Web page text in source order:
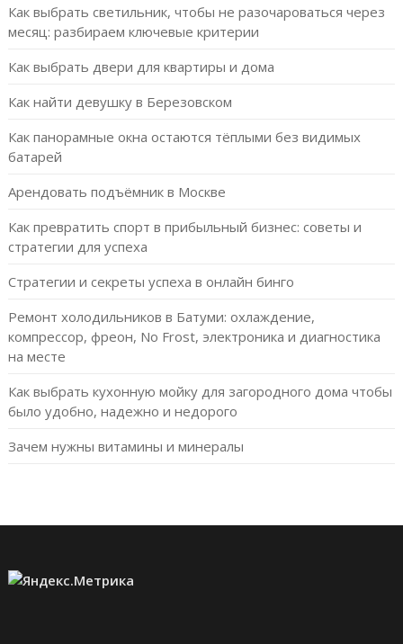
Как выбрать светильник, чтобы не разочароваться через
месяц: разбираем ключевые критерии
Как выбрать двери для квартиры и дома
Как найти девушку в Березовском
Как панорамные окна остаются тёплыми без видимых
батарей
Арендовать подъёмник в Москве
Как превратить спорт в прибыльный бизнес: советы и
стратегии для успеха
Стратегии и секреты успеха в онлайн бинго
Ремонт холодильников в Батуми: охлаждение,
компрессор, фреон, No Frost, электроника и диагностика
на месте
Как выбрать кухонную мойку для загородного дома чтобы
было удобно, надежно и недорого
Зачем нужны витамины и минералы